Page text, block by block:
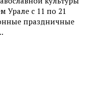
Урале с 11 по 21
праздничные